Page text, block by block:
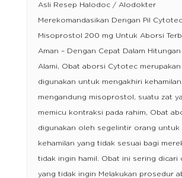
Asli Resep Halodoc / Alodokter
Merekomandasikan Dengan Pil Cytotec
Misoprostol 200 mg Untuk Aborsi
Aman – Dengan Cepat Dalam Hitungan
Alami, Obat aborsi Cytotec
digunakan untuk mengakhiri
mengandung misoprostol, suatu zat
memicu kontraksi pada rahim, Obat
digunakan oleh segelintir orang untuk
kehamilan yang tidak sesuai bagi
tidak ingin hamil. Obat ini sering dicari
yang tidak ingin Melakukan prosedur